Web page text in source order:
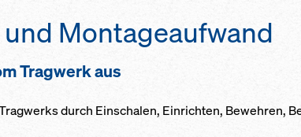
Montageaufwand
Tragwerk aus
durch Einschalen, Einrichten, Bewehren,